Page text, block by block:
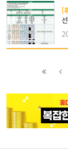
[
블록으로
페